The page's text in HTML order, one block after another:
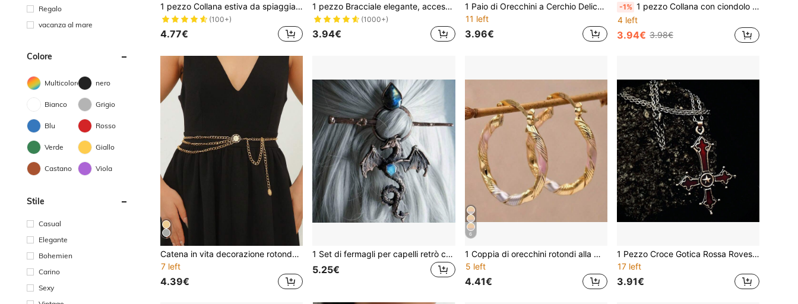
Regalo
vacanza al mare
Colore
Multicolore nero
Bianco Grigio
Blu Rosso
Verde Giallo
Castano Viola
Stile
Casual
Elegante
Bohemien
Carino
Sexy
1 pezzo Collana estiva da spiaggia bohémien con pendente a forma di stella marina, collana vintage unica con nappina
(100+)
4.77€
1 pezzo Bracciale elegante, accessorio di gioielleria per donna, materiale per fai da te
(1000+)
3.94€
1 Paio di Orecchini a Cerchio Delicati da Donna, Accessorio Realizzato a Mano con Combinazione di Tre Colori, Adatto per Uso Quotidiano
11 left
3.96€
-1% 1 pezzo Collana con ciondolo a croce tempestato di cristalli, adatta per uso quotidiano da uomo
4 left
3.94€ 3.98€
Catena in vita decorazione rotonda stratificato
7 left
4.39€
1 Set di fermagli per capelli retrò creativi con drago e pietra, accessori di moda in stile vichingo nordico, regalo per le donne
5.25€
6
1 Coppia di orecchini rotondi alla moda e colorati, orecchini versatili e creativi come regalo per le donne
5 left
4.41€
1 Pezzo Croce Gotica Rossa Rovesciata Ciondolo Collana, Gioielli Stile Punk Europeo E Americano
17 left
3.91€